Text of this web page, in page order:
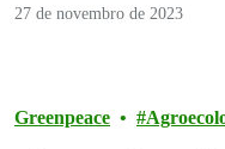
27 de novembro de 2023
Greenpeace